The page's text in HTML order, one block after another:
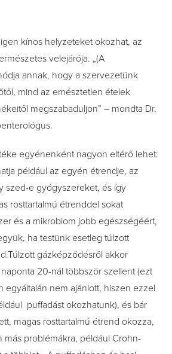
kínos helyzeteket okozhat, az
velejárója. „(A
annak, hogy a szervezetünk
mind az emésztetlen ételek
megszabaduljon” – mondta Dr.
egyénenként nagyon eltérő lehet:
például az egyén étrendje, az
szed-e gyógyszereket, és így
rosttartalmú étrenddel sokat
és a mikrobiom jobb egészségéért,
ha testünk esetleg túlzott
gázképződésről akkor
20-nál többször szellent (ezt
egyáltalán nem ajánlott, hiszen ezzel
puffadást okozhatunk), és bár
magas rosttartalmú étrend okozza,
más problémákra, például Crohn-